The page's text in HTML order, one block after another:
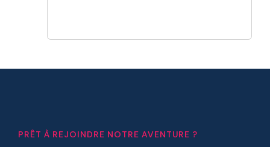
PRÊT À REJOINDRE NOTRE AVENTURE ?